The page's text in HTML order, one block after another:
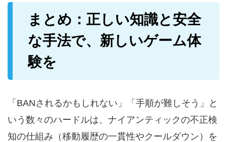
まとめ：正しい知識と安全
な手法で、新しいゲーム体
験を
「BANされるかもしれない」「手順が難しそう」と
いう数々のハードルは、ナイアンティックの不正検
知の仕組み（移動履歴の一貫性やクールダウン）を